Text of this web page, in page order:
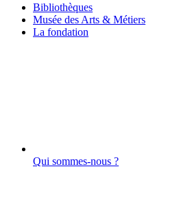
Bibliothèques
Musée des Arts & Métiers
La fondation
Qui sommes-nous ?